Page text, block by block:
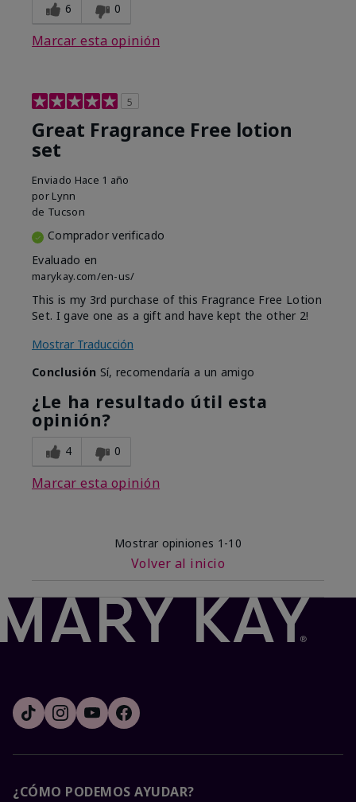
6 0
Marcar esta opinión
5
Great Fragrance Free lotion
set
Enviado Hace 1 año
por Lynn
de Tucson
Comprador verificado
Evaluado en
marykay.com/en-us/
This is my 3rd purchase of this Fragrance Free Lotion
Set. I gave one as a gift and have kept the other 2!
Mostrar Traducción
Conclusión Sí, recomendaría a un amigo
¿Le ha resultado útil esta
opinión?
4 0
Marcar esta opinión
Mostrar opiniones 1-10
Volver al inicio
¿CÓMO PODEMOS AYUDAR?